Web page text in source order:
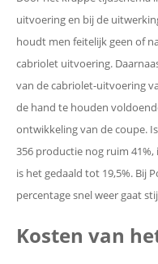
uitvoering en bij de
houdt men feitelijk geen of
cabriolet uitvoering.
van de cabriolet-uitvoering
de hand te houden
ontwikkeling van de coupe.
356 productie nog ruim 41%,
is het gedaald tot 19,5%. Bij
percentage snel weer gaat
Kosten van